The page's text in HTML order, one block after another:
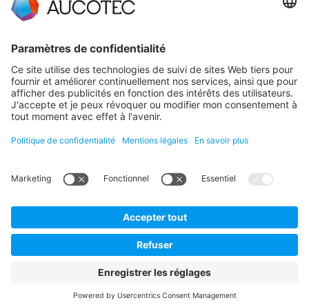
Téléphone +49 511 6103 0
AUCOTEC AG
30916 Isernhagen
© 2026 AUCOTEC AG
La protection des données
Français